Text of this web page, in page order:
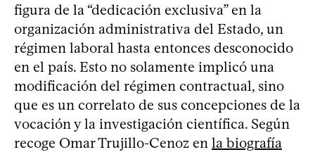
figura de la “dedicación exclusiva” en la
organización administrativa del Estado, un
régimen laboral hasta entonces desconocido
en el país. Esto no solamente implicó una
modificación del régimen contractual, sino
que es un correlato de sus concepciones de la
vocación y la investigación científica. Según
recoge Omar Trujillo-Cenoz en la biografía